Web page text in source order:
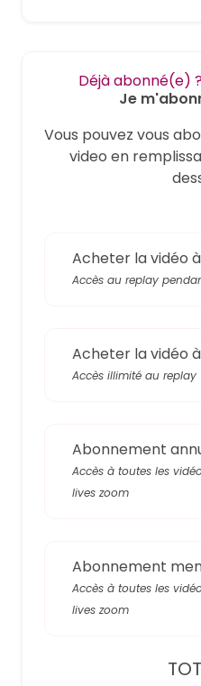
Déjà abonné(e)
Je
Vous pouvez vous
video en
Acheter la vidéo
Accès au replay
Acheter la vidéo
Accès illimité au replay
Abonnement
Accès à toutes les
lives zoom
Abonnement
Accès à toutes les
lives zoom